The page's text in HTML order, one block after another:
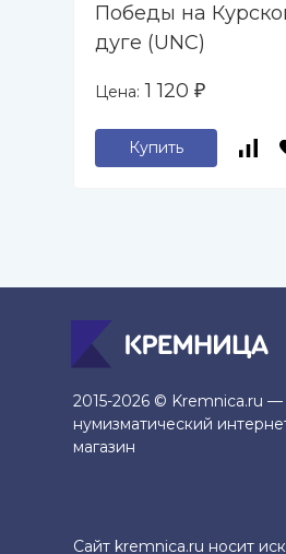
Победы на
дуге (UNC)
Цена: 1 120 ₽
Купить
2015-2026 © Kremnica.ru —
нумизматический
магазин
Сайт kremnica.ru носит